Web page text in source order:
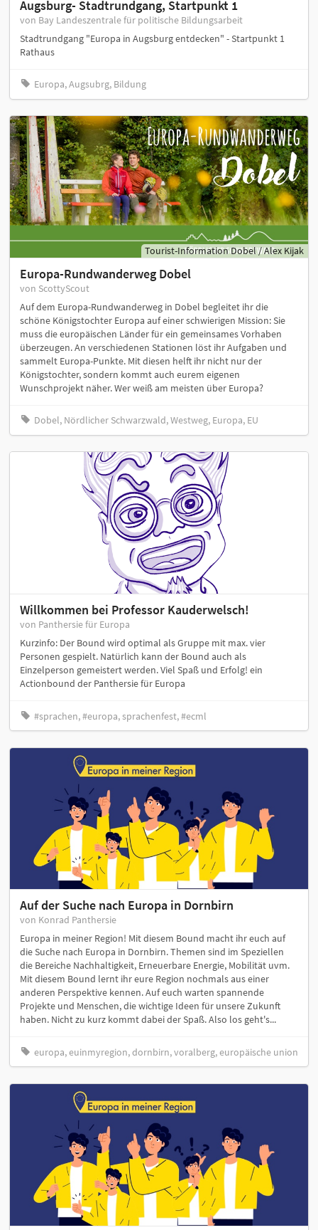
Augsburg- Stadtrundgang, Startpunkt 1
von Bay Landeszentrale für politische Bildungsarbeit
Stadtrundgang "Europa in Augsburg entdecken" - Startpunkt 1
Rathaus
Europa, Augsubrg, Bildung
Tourist-Information Dobel / Alex Kijak
Europa-Rundwanderweg Dobel
von ScottyScout
Auf dem Europa-Rundwanderweg in Dobel begleitet ihr die
schöne Königstochter Europa auf einer schwierigen Mission: Sie
muss die europäischen Länder für ein gemeinsames Vorhaben
überzeugen. An verschiedenen Stationen löst ihr Aufgaben und
sammelt Europa-Punkte. Mit diesen helft ihr nicht nur der
Königstochter, sondern kommt auch eurem eigenen
Wunschprojekt näher. Wer weiß am meisten über Europa?
Dobel, Nördlicher Schwarzwald, Westweg, Europa, EU
Willkommen bei Professor Kauderwelsch!
von Panthersie für Europa
Kurzinfo: Der Bound wird optimal als Gruppe mit max. vier
Personen gespielt. Natürlich kann der Bound auch als
Einzelperson gemeistert werden. Viel Spaß und Erfolg! ein
Actionbound der Panthersie für Europa
#sprachen, #europa, sprachenfest, #ecml
Auf der Suche nach Europa in Dornbirn
von Konrad Panthersie
Europa in meiner Region! Mit diesem Bound macht ihr euch auf
die Suche nach Europa in Dornbirn. Themen sind im Speziellen
die Bereiche Nachhaltigkeit, Erneuerbare Energie, Mobilität uvm.
Mit diesem Bound lernt ihr eure Region nochmals aus einer
anderen Perspektive kennen. Auf euch warten spannende
Projekte und Menschen, die wichtige Ideen für unsere Zukunft
haben. Nicht zu kurz kommt dabei der Spaß. Also los geht's...
europa, euinmyregion, dornbirn, voralberg, europäische union